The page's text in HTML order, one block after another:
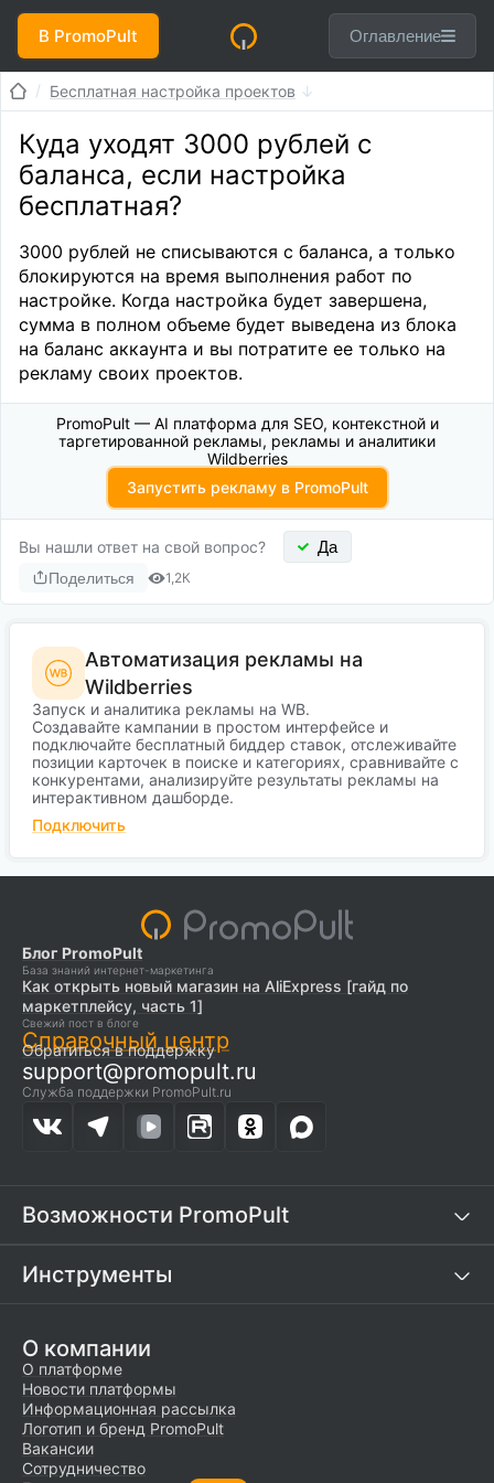
В PromoPult Оглавление
Бесплатная настройка проектов
Куда уходят 3000 рублей с
баланса, если настройка
бесплатная?
3000 рублей не списываются с баланса, а только
блокируются на время выполнения работ по
настройке. Когда настройка будет завершена,
сумма в полном объеме будет выведена из блока
на баланс аккаунта и вы потратите ее только на
рекламу своих проектов.
PromoPult — AI платформа для SEO, контекстной и
таргетированной рекламы, рекламы и аналитики
Wildberries
Запустить рекламу в PromoPult
Вы нашли ответ на свой вопрос? Да
Поделиться 1,2К
Автоматизация рекламы на
Wildberries
Запуск и аналитика рекламы на WB.
Создавайте кампании в простом интерфейсе и
подключайте бесплатный биддер ставок, отслеживайте
позиции карточек в поиске и категориях, сравнивайте с
конкурентами, анализируйте результаты рекламы на
интерактивном дашборде.
Подключить
Блог PromoPult
База знаний интернет-маркетинга
Как открыть новый магазин на AliExpress [гайд по
маркетплейсу, часть 1]
Свежий пост в блоге
Справочный центр
Обратиться в поддержку
support@promopult.ru
Служба поддержки PromoPult.ru
Возможности PromoPult
Инструменты
О компании
О платформе
Новости платформы
Информационная рассылка
Логотип и бренд PromoPult
Вакансии
Сотрудничество